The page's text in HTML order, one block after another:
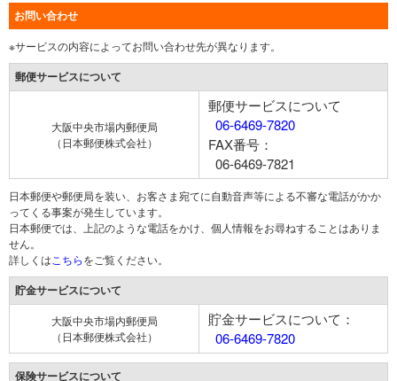
お問い合わせ
※サービスの内容によってお問い合わせ先が異なります。
郵便サービスについて
大阪中央市場内郵便局
（日本郵便株式会社）
郵便サービスについて
06-6469-7820
FAX番号：
06-6469-7821
日本郵便や郵便局を装い、お客さま宛てに自動音声等による不審な電話がかか
ってくる事案が発生しています。
日本郵便では、上記のような電話をかけ、個人情報をお尋ねすることはありま
せん。
詳しくは こちらをご覧ください。
貯金サービスについて
大阪中央市場内郵便局
（日本郵便株式会社）
貯金サービスについて：
06-6469-7820
保険サービスについて